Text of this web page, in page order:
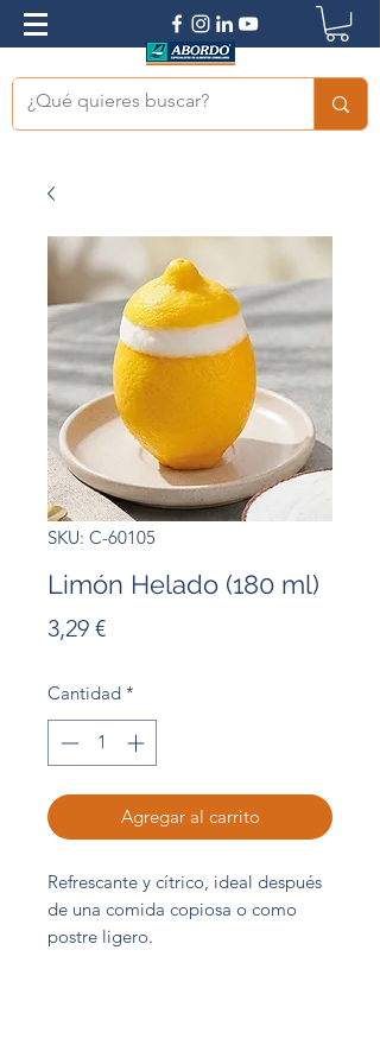
SKU: C-60105
Limón Helado (180 ml)
3,29 €Precio
Cantidad *
Agregar al carrito
Refrescante y cítrico, ideal después
de una comida copiosa o como
postre ligero.